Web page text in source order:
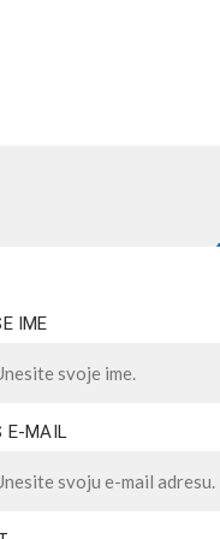
IME
E-MAIL